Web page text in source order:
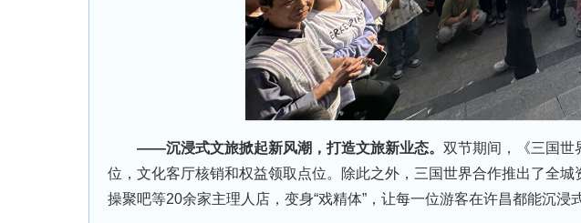
——沉浸式文旅掀起新风潮，打造文旅新业态。 双节期间，《三国世
位，文化客厅核销和权益领取点位。除此之外，三国世界合作推出了全
操聚吧等20余家主理人店，变身“戏精体”，让每一位游客在许昌都能沉浸